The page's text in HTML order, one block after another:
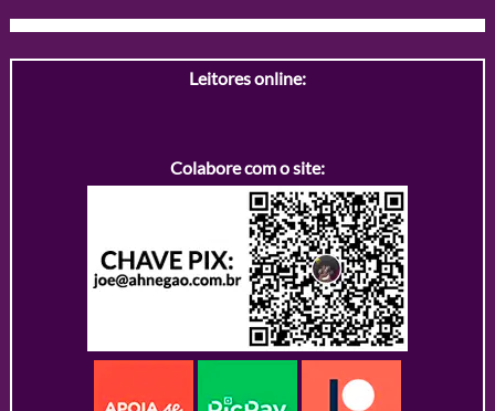
Leitores online:
Colabore com o site: